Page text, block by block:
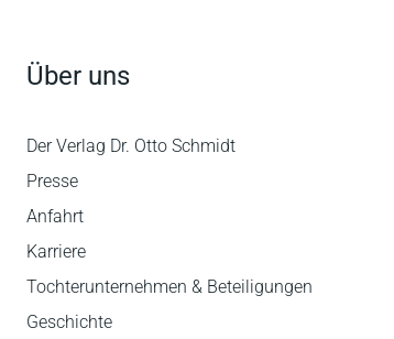
Über uns
Der Verlag Dr. Otto Schmidt
Presse
Anfahrt
Karriere
Tochterunternehmen & Beteiligungen
Geschichte